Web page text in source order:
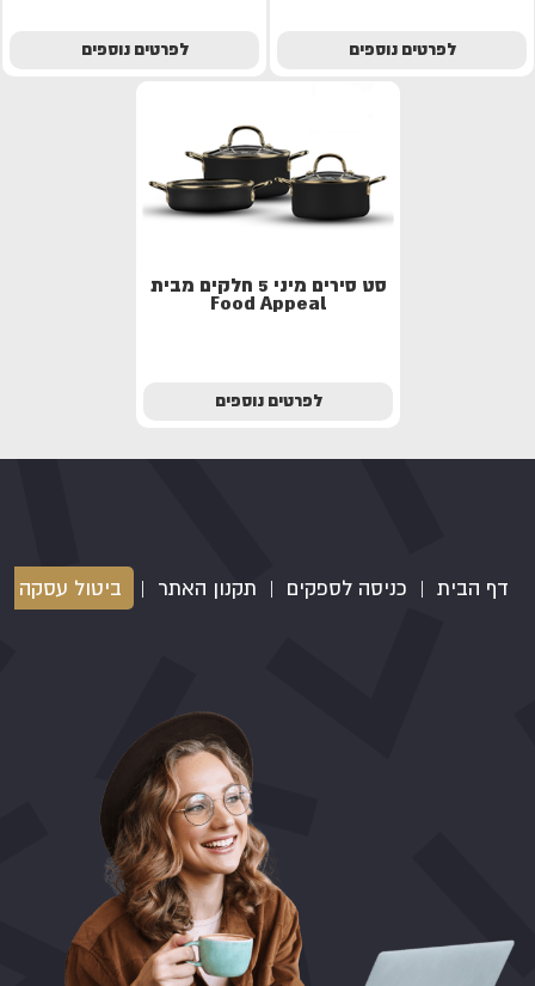
לפרטים נוספים לפרטים נוספים
סט סירים מיני 5 חלקים מבית
Food Appeal
לפרטים נוספים
דף הבית | כניסה לספקים | תקנון האתר | ביטול עסקה